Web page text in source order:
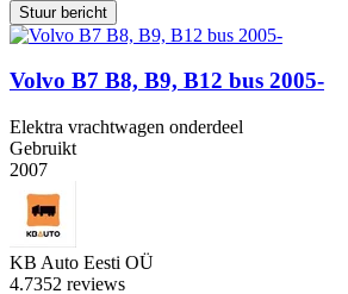
Stuur bericht
Volvo B7 B8, B9, B12 bus 2005-
Elektra vrachtwagen onderdeel
Gebruikt
2007
KB Auto Eesti OÜ
4.7352 reviews